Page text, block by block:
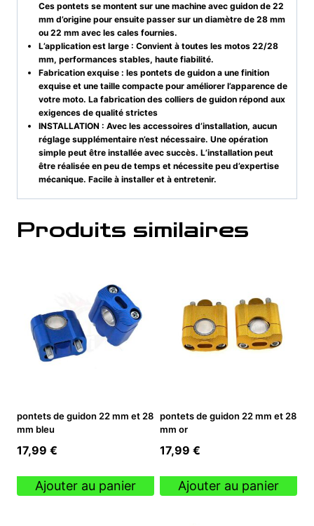
Ces pontets se montent sur une machine avec guidon de 22
mm d’origine pour ensuite passer sur un diamètre de 28 mm
ou 22 mm avec les cales fournies.
L’application est large : Convient à toutes les motos 22/28
mm, performances stables, haute fiabilité.
Fabrication exquise : les pontets de guidon a une finition
exquise et une taille compacte pour améliorer l’apparence de
votre moto. La fabrication des colliers de guidon répond aux
exigences de qualité strictes
INSTALLATION : Avec les accessoires d’installation, aucun
réglage supplémentaire n’est nécessaire. Une opération
simple peut être installée avec succès. L’installation peut
être réalisée en peu de temps et nécessite peu d’expertise
mécanique. Facile à installer et à entretenir.
Produits similaires
pontets de guidon 22 mm et 28
mm bleu
17,99 €
Ajouter au panier
pontets de guidon 22 mm et 28
mm or
17,99 €
Ajouter au panier